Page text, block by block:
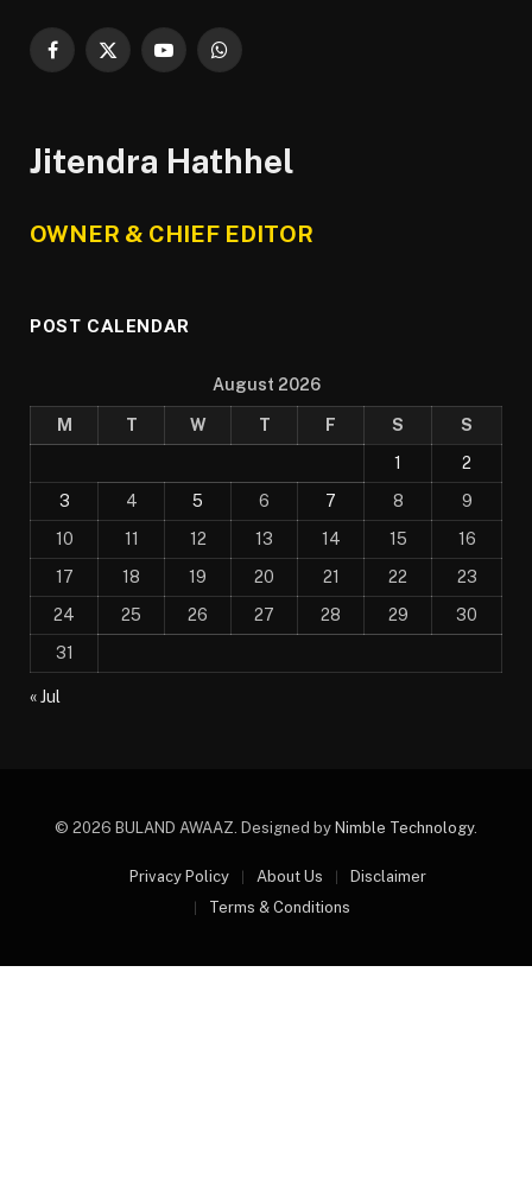
Facebook
X
YouTubeWhatsApp
Jitendra Hathhel
OWNER & CHIEF EDITOR
POST CALENDAR
August 2026
M T W T F S
S
1
2
3
4 5 6 7 8
9
10
11 12 13 14 15
16
17
18 19 20 21 22
23
24
25 26 27 28 29
30
31
« Jul
© 2026 BULAND AWAAZ. Designed by Nimble Technology.
Privacy Policy About Us
Disclaimer
Terms & Conditions